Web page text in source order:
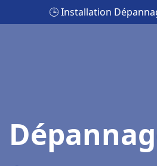
🕒 Installation